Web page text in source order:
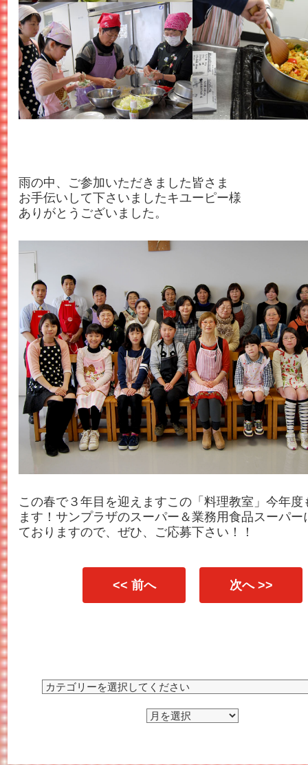
雨の中、ご参加いただきました皆さま
お手伝いして下さいましたキユーピー様
ありがとうございました。
この春で３年目を迎えますこの「料理教室」今年度
ます！サンプラザのスーパー＆業務用食品スーパー
ておりますので、ぜひ、ご応募下さい！！
<< 前へ 次へ >>